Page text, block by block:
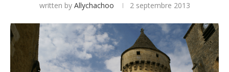
written by Allychachoo 2 septembre 2013